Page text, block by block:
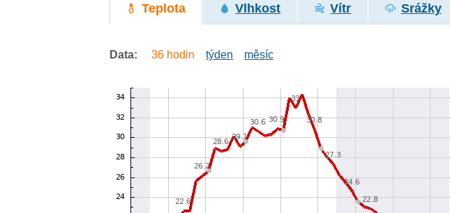
Teplota Vlhkost Vítr Srážky
Data: 36 hodin týden měsíc